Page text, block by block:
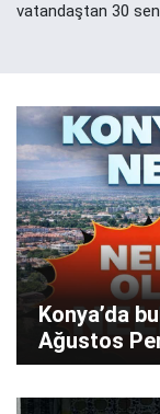
vatandaştan 30
Konya’da
Ağustos